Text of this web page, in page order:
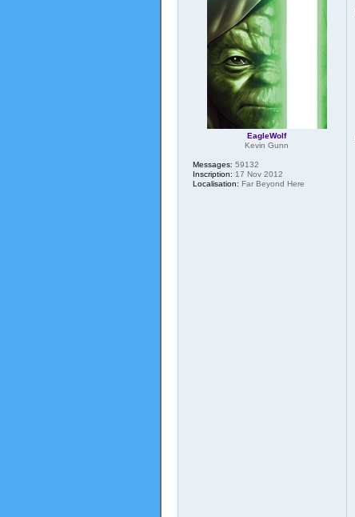
EagleWolf
Kevin Gunn
Messages: 59132
Inscription: 17 Nov 2012
Localisation: Far Beyond Here